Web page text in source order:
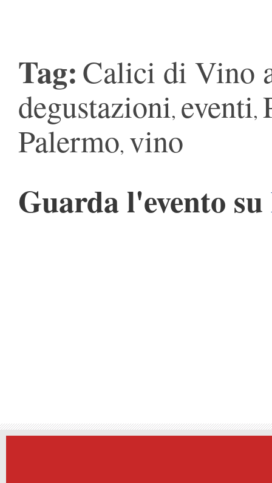
Tag:Calici di Vino
degustazioni, eventi,
Palermo, vino
Guarda l'evento su